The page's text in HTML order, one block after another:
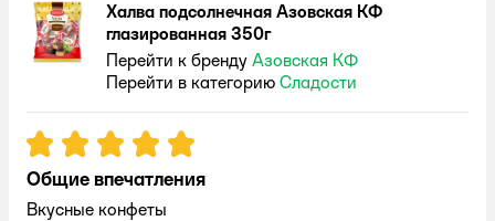
Халва подсолнечная Азовская КФ
глазированная 350г
Перейти к бренду Азовская КФ
Перейти в категорию Сладости
Рейтинг:5
Общие впечатления
Вкусные конфеты